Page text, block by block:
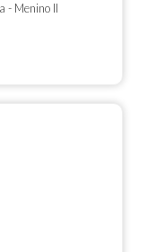
- Menino II